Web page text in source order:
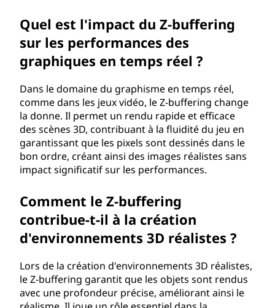
Quel est l'impact du Z-buffering
sur les performances des
graphiques en temps réel ?
Dans le domaine du graphisme en temps réel,
comme dans les jeux vidéo, le Z-buffering change
la donne. Il permet un rendu rapide et efficace
des scènes 3D, contribuant à la fluidité du jeu en
garantissant que les pixels sont dessinés dans le
bon ordre, créant ainsi des images réalistes sans
impact significatif sur les performances.
Comment le Z-buffering
contribue-t-il à la création
d'environnements 3D réalistes ?
Lors de la création d'environnements 3D réalistes,
le Z-buffering garantit que les objets sont rendus
avec une profondeur précise, améliorant ainsi le